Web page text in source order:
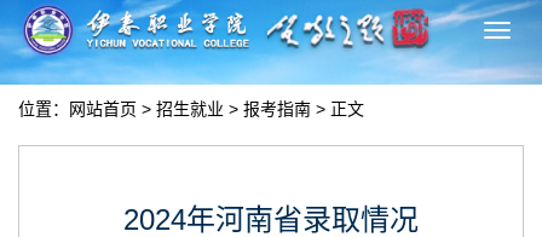
切
换
位置： 网站首页 > 招生就业 > 报考指南 > 正文
2024年河南省录取情况